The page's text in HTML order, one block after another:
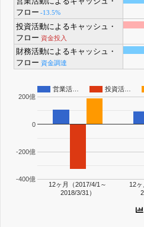
フロー -13.5%
投資活動によるキャッシュ・
フロー 資金投入
財務活動によるキャッシュ・
フロー 資金調達
営業活… 投資活…
12ヶ月（2017/4/1～
2018/3/31）
12
-400億
-200億
0
200億